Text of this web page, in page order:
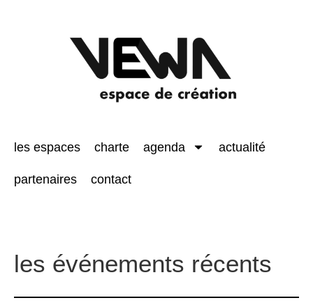
les espaces charte agenda actualité
partenaires contact
les événements récents